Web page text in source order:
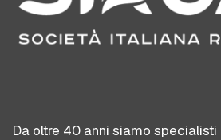
Da oltre 40 anni siamo specialisti